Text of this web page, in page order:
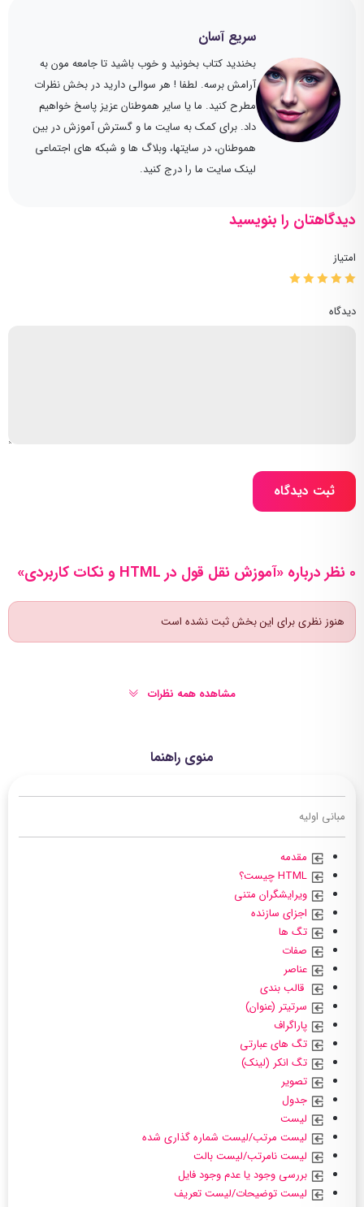
منوی راهنما
مبانی اولیه
مقدمه
ویرایشگران متنی
اجزای سازنده
تگ ها
صفات
عناصر
قالب بندی
سرتیتر (عنوان)
پاراگراف
تگ های عبارتی
تگ انکر (لینک)
تصویر
جدول
لیست
لیست مرتب/لیست شماره گذاری شده
لیست نامرتب/لیست بالت
بررسی وجود یا عدم وجود فایل
لیست توضیحات/لیست تعریف
سریع آسان
بخندید کتاب بخونید و خوب باشید تا جامعه مون به
آرامش برسه. لطفا ! هر سوالی دارید در بخش نظرات
مطرح کنید. ما یا سایر هموطنان عزیز پاسخ خواهیم
داد. برای کمک به سایت ما و گسترش آموزش در بین
هموطنان، در سایتها، وبلاگ ها و شبکه های اجتماعی
لینک سایت ما را درج کنید.
دیدگاهتان را بنویسید
امتیاز
دیدگاه
ثبت دیدگاه
0 نظر درباره «آموزش نقل قول در HTML و نکات کاربردی»
هنوز نظری برای این بخش ثبت نشده است
مشاهده همه نظرات